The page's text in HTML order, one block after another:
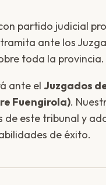
partido judicial
ante los
toda la provincia.
ante el Juzgados
Fuengirola).
de este tribunal y
de éxito.